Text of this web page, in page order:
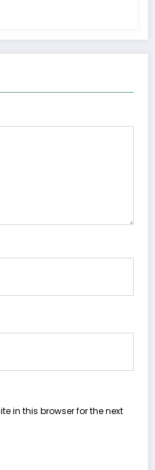
in this browser for the next